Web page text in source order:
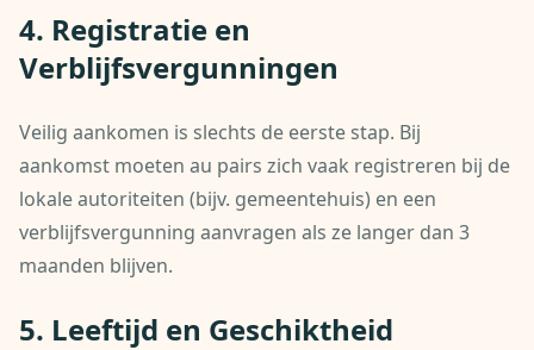
4. Registratie en
Verblijfsvergunningen
Veilig aankomen is slechts de eerste stap. Bij
aankomst moeten au pairs zich vaak registreren bij de
lokale autoriteiten (bijv. gemeentehuis) en een
verblijfsvergunning aanvragen als ze langer dan 3
maanden blijven.
5. Leeftijd en Geschiktheid